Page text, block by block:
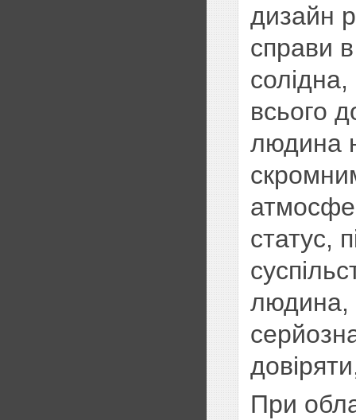
дизайн
справи
солідна,
всього
людина
статус,
людина,
При